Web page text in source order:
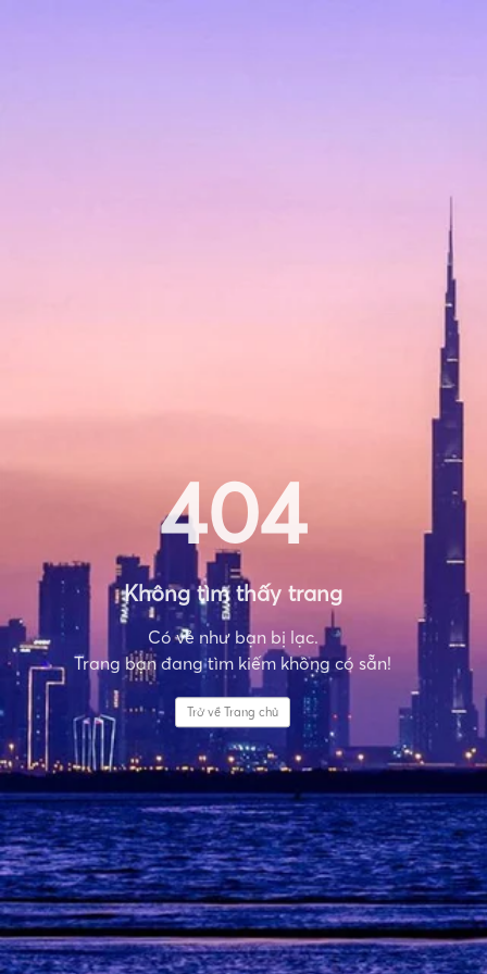
404
Không tìm thấy trang
Có vẻ như bạn bị lạc.
Trang bạn đang tìm kiếm không có sẵn!
Trở về Trang chủ